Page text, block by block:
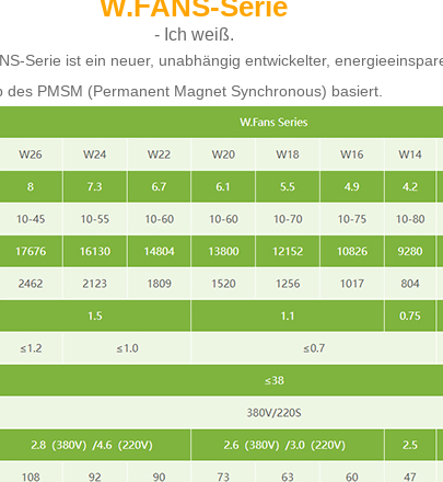
W.FANS-Serie
- Ich weiß.
Serie ist ein neuer, unabhängig entwickelter,
PMSM (Permanent Magnet Synchronous) basiert.